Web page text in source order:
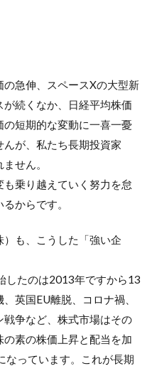
急伸、スペースXの大型新
続くなか、日経平均株価
短期的な変動に一喜一憂
が、私たち長期投資家
せん。
乗り越えていく努力を怠
からです。
も、こうした「強い企
したのは2013年ですから13
英国EU離脱、コロナ禍、
争など、株式市場はその
素の株価上昇と配当を加
なっています。これが長期